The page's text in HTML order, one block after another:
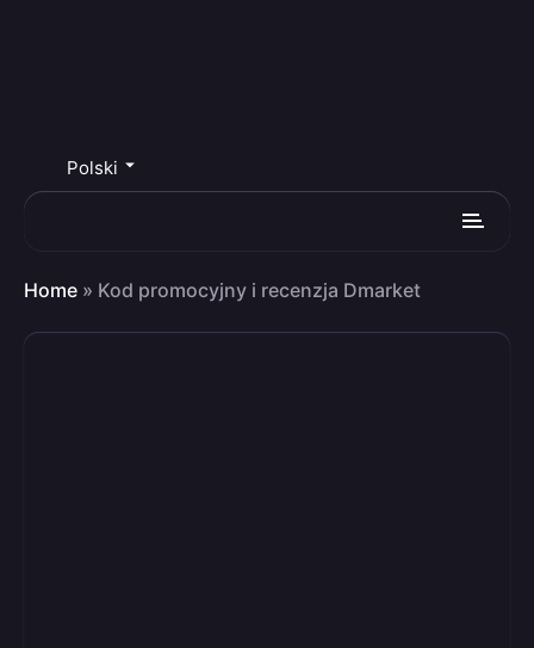
Polski
Home » Kod promocyjny i recenzja Dmarket